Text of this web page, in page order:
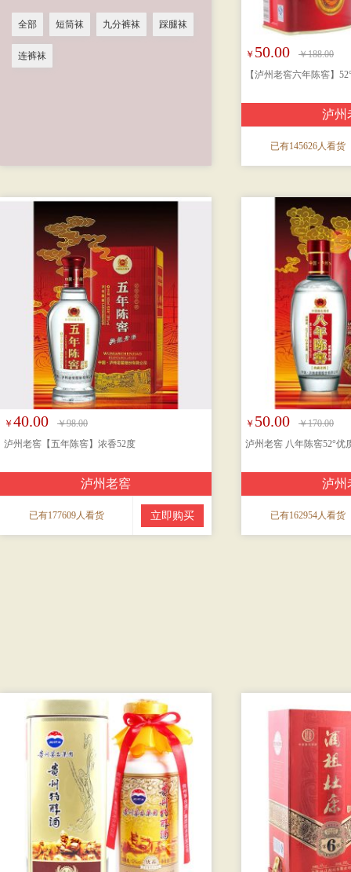
全部 短筒袜 九分裤袜 踩腿袜
连裤袜 ￥ 50.00
￥188.00
【泸州老窖六年陈窖】
泸州
已有145626人看货
￥ 40.00
￥98.00
泸州老窖【五年陈窖】浓香52度
泸州老窖
已有177609人看货 立即购买
￥ 50.00
￥170.00
泸州老窖 八年陈窖52°优
泸州
已有162954人看货